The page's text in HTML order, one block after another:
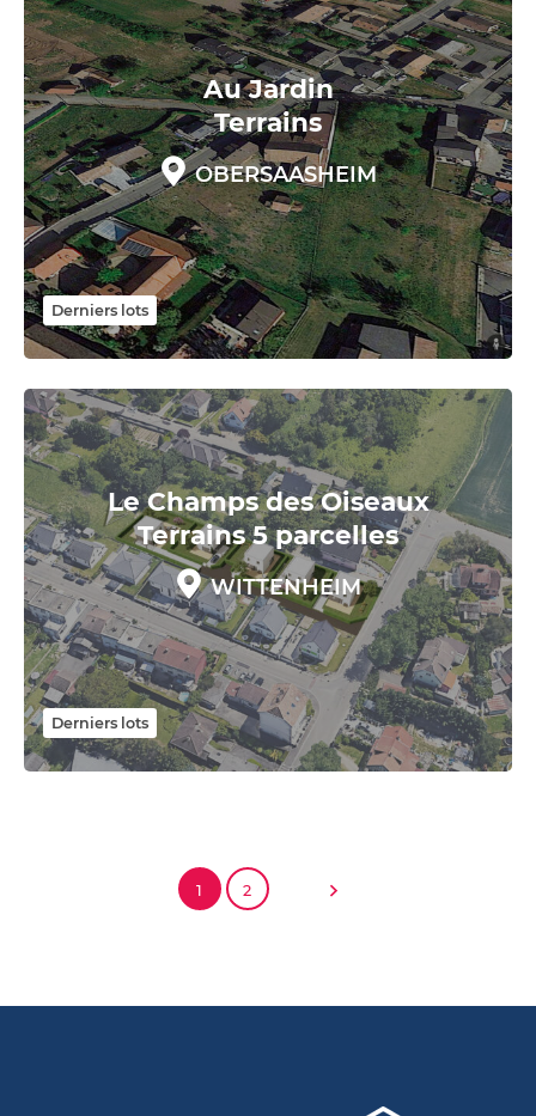
Au Jardin
Terrains
OBERSAASHEIM
Derniers lots
Le Champs des Oiseaux
Terrains 5 parcelles
WITTENHEIM
Derniers lots
1 2